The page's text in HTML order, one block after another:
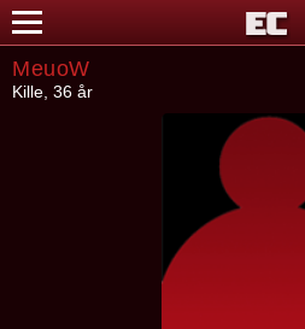
MeuoW
Kille, 36 år